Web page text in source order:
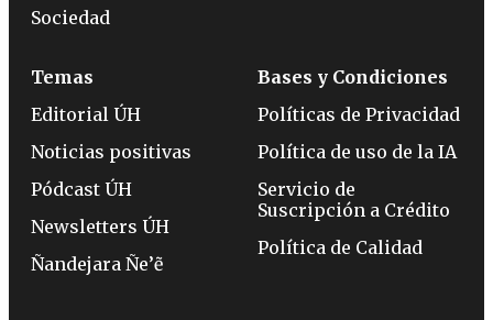
Sociedad
Temas
Editorial ÚH
Noticias positivas
Pódcast ÚH
Newsletters ÚH
Ñandejara Ñe’ẽ
Bases y Condiciones
Políticas de Privacidad
Política de uso de la IA
Servicio de
Suscripción a Crédito
Política de Calidad